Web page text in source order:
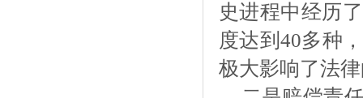
史进程中经历
度达到40多种
极大影响了法